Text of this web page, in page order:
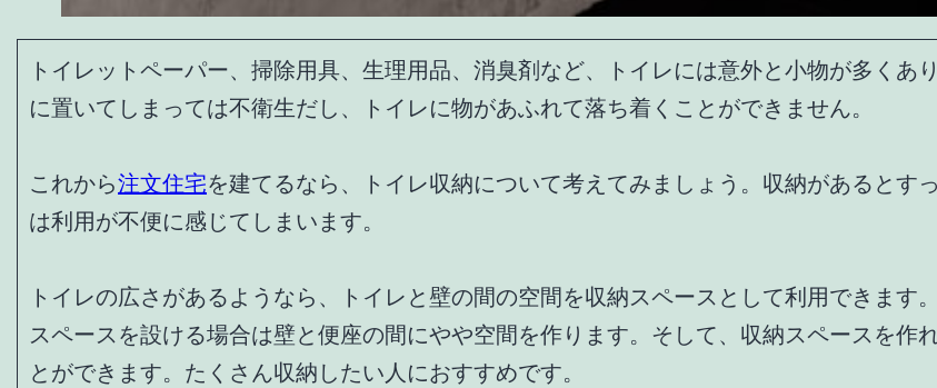
トイレットペーパー、掃除用具、生理用品、消臭剤など、トイレには意外と小物が多く
に置いてしまっては不衛生だし、トイレに物があふれて落ち着くことができません。
これから注文住宅を建てるなら、トイレ収納について考えてみましょう。収納があるとす
は利用が不便に感じてしまいます。
トイレの広さがあるようなら、トイレと壁の間の空間を収納スペースとして利用できま
スペースを設ける場合は壁と便座の間にやや空間を作ります。そして、収納スペースを作
とができます。たくさん収納したい人におすすめです。